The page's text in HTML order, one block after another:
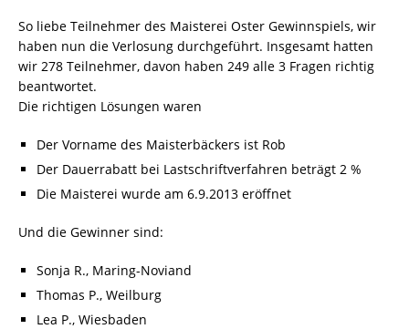
So liebe Teilnehmer des Maisterei Oster Gewinnspiels, wir
haben nun die Verlosung durchgeführt. Insgesamt hatten
wir 278 Teilnehmer, davon haben 249 alle 3 Fragen richtig
beantwortet.
Die richtigen Lösungen waren
Der Vorname des Maisterbäckers ist Rob
Der Dauerrabatt bei Lastschriftverfahren beträgt 2 %
Die Maisterei wurde am 6.9.2013 eröffnet
Und die Gewinner sind:
Sonja R., Maring-Noviand
Thomas P., Weilburg
Lea P., Wiesbaden